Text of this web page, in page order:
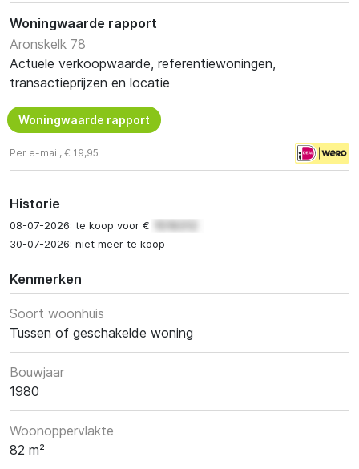
Woningwaarde rapport
Aronskelk 78
Actuele verkoopwaarde, referentiewoningen,
transactieprijzen en locatie
Woningwaarde rapport
Per e-mail, € 19,95
Historie
08-07-2026: te koop voor €
30-07-2026: niet meer te koop
Kenmerken
Soort woonhuis
Tussen of geschakelde woning
Bouwjaar
1980
Woonoppervlakte
82 m²